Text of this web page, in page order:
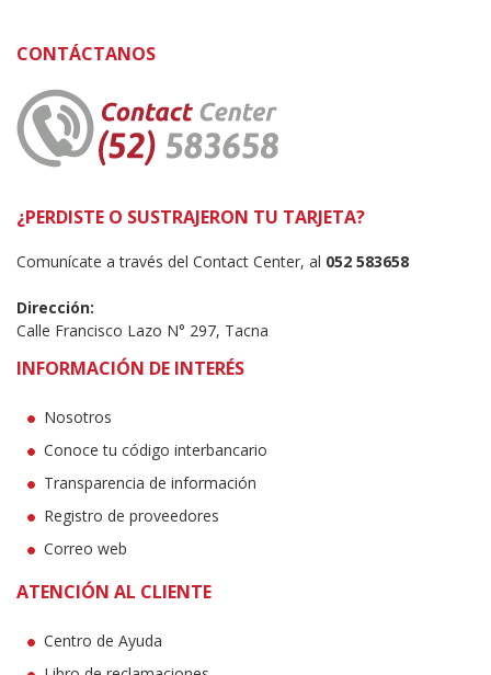
CONTÁCTANOS
¿PERDISTE O SUSTRAJERON TU TARJETA?
Comunícate a través del Contact Center, al 052 583658
Dirección:
Calle Francisco Lazo N° 297, Tacna
INFORMACIÓN DE INTERÉS
Nosotros
Conoce tu código interbancario
Transparencia de información
Registro de proveedores
Correo web
ATENCIÓN AL CLIENTE
Centro de Ayuda